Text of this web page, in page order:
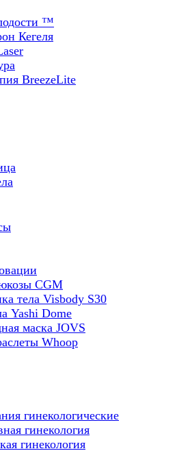
™
Кегеля
BreezeLite
CGM
тела Visbody S30
Yashi Dome
маска JOVS
Whoop
гинекологические
гинекология
гинекология